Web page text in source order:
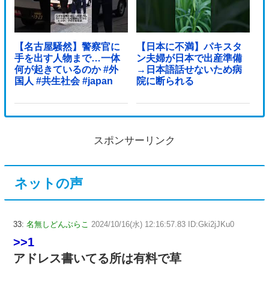
【名古屋騒然】警察官に
手を出す人物まで…一体
何が起きているのか #外
国人 #共生社会 #japan
【日本に不満】パキスタ
ン夫婦が日本で出産準備
→日本語話せないため病
院に断られる
スポンサーリンク
ネットの声
33: 名無しどんぶらこ 2024/10/16(水) 12:16:57.83 ID:Gki2jJKu0
>>1
アドレス書いてる所は有料で草